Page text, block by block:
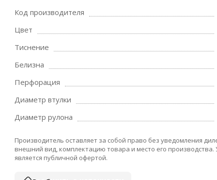
Код производителя
Цвет
Тиснение
Белизна
Перфорация
Диаметр втулки
Диаметр рулона
Производитель оставляет за собой право без уведомления
внешний вид, комплектацию товара и место его
является публичной офертой.